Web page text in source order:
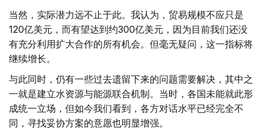
当然，实际潜力远不止于此。我认为，贸易规模不应只是
120亿美元，而有望达到约300亿美元，因为目前我们还没
有充分利用扩大合作的所有机会。但毫无疑问，这一指标将
继续增长。
与此同时，仍有一些过去遗留下来的问题需要解决，其中之
一就是建立水资源与能源联合机制。当时，各国未能就此形
成统一立场，但如今我们看到，各方对话水平已经完全不
同，寻找妥协方案的意愿也明显增强。